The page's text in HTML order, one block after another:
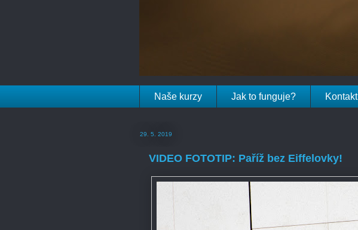
Naše kurzy Jak to funguje? Kontakt
29. 5. 2019
VIDEO FOTOTIP: Paříž bez Eiffelovky!